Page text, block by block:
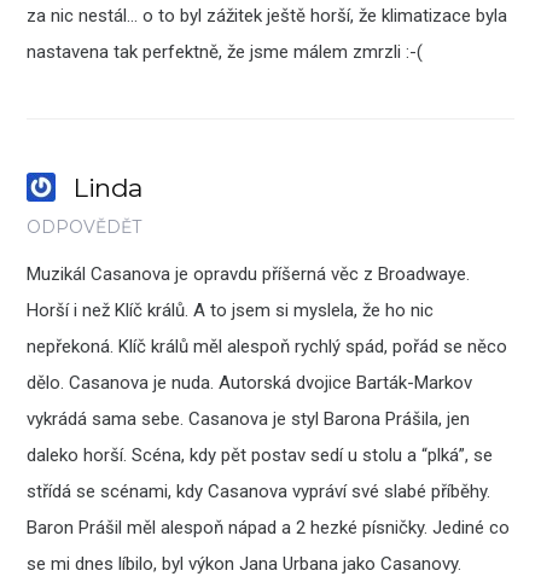
za nic nestál… o to byl zážitek ještě horší, že klimatizace byla
nastavena tak perfektně, že jsme málem zmrzli :-(
Linda
ODPOVĚDĚT
Muzikál Casanova je opravdu příšerná věc z Broadwaye.
Horší i než Klíč králů. A to jsem si myslela, že ho nic
nepřekoná. Klíč králů měl alespoň rychlý spád, pořád se něco
dělo. Casanova je nuda. Autorská dvojice Barták-Markov
vykrádá sama sebe. Casanova je styl Barona Prášila, jen
daleko horší. Scéna, kdy pět postav sedí u stolu a “plká”, se
střídá se scénami, kdy Casanova vypráví své slabé příběhy.
Baron Prášil měl alespoň nápad a 2 hezké písničky. Jediné co
se mi dnes líbilo, byl výkon Jana Urbana jako Casanovy.